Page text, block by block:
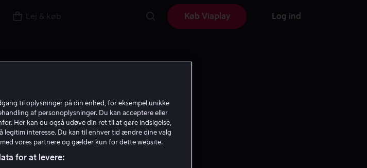
Lej & køb Køb Viaplay Log ind
til oplysninger på din enhed, for eksempel unikke
af personoplysninger. Du kan acceptere eller
Her kan du også udøve din ret til at gøre indsigelse,
legitim interesse. Du kan til enhver tid ændre dine valg
vores partnere og gælder kun for dette website.
for at levere: